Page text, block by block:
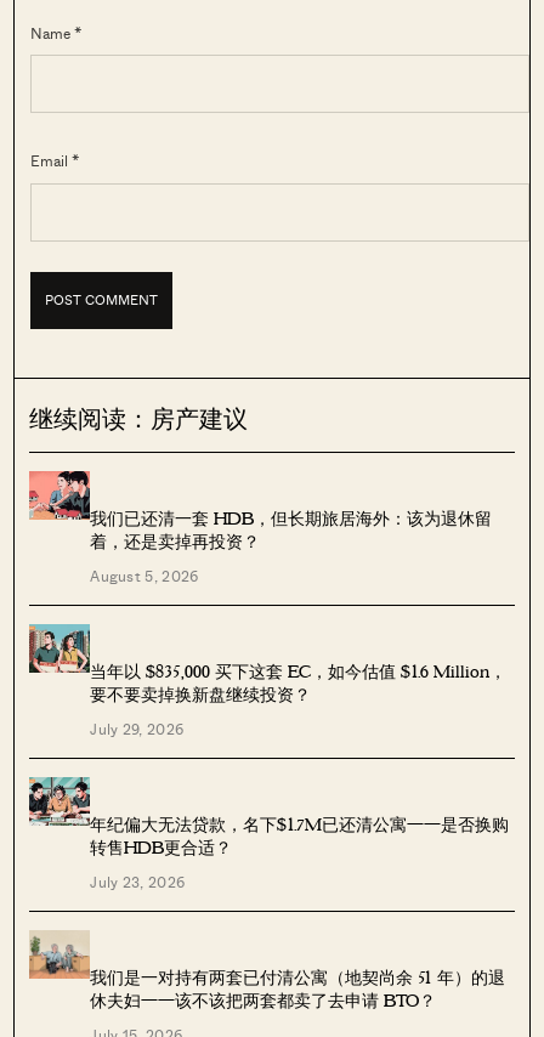
Name *
Email *
继续阅读：房产建议
我们已还清一套 HDB，但长期旅居海外：该为退休留
着，还是卖掉再投资？
August 5, 2026
当年以 $835,000 买下这套 EC，如今估值 $1.6 Million，
要不要卖掉换新盘继续投资？
July 29, 2026
年纪偏大无法贷款，名下$1.7M已还清公寓——是否换购
转售HDB更合适？
July 23, 2026
我们是一对持有两套已付清公寓（地契尚余 51 年）的退
休夫妇——该不该把两套都卖了去申请 BTO？